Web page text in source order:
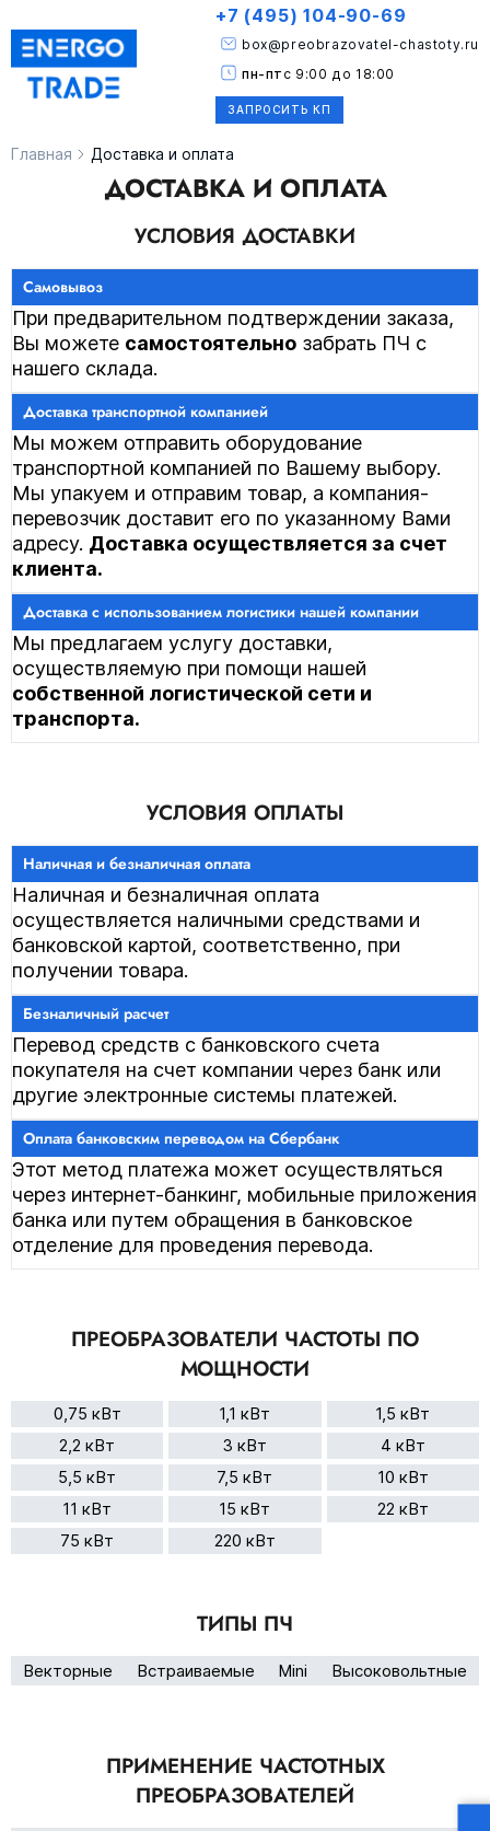
ЗАПРОСИТЬ КП
box@preobrazovatel-chastoty.ru
+7 (495) 104-90-69
пн-пт с 9:00 до 18:00
Главная Доставка и оплата
ДОСТАВКА И ОПЛАТА
УСЛОВИЯ ДОСТАВКИ
При предварительном подтверждении заказа,
Вы можете самостоятельно забрать ПЧ с
нашего склада.
Мы можем отправить оборудование
транспортной компанией по Вашему выбору.
Мы упакуем и отправим товар, а компания-
перевозчик доставит его по указанному Вами
адресу. Доставка осуществляется за счет
клиента.
Мы предлагаем услугу доставки,
осуществляемую при помощи нашей
собственной логистической сети и
транспорта.
УСЛОВИЯ ОПЛАТЫ
Наличная и безналичная оплата
осуществляется наличными средствами и
банковской картой, соответственно, при
получении товара.
Перевод средств с банковского счета
покупателя на счет компании через банк или
другие электронные системы платежей.
Этот метод платежа может осуществляться
через интернет-банкинг, мобильные приложения
банка или путем обращения в банковское
отделение для проведения перевода.
ПРЕОБРАЗОВАТЕЛИ ЧАСТОТЫ ПО
МОЩНОСТИ
0,75 кВт 1,1 кВт
1,5 кВт
2,2 кВт
3 кВт
4 кВт
5,5 кВт
7,5 кВт
10 кВт
11 кВт
15 кВт
22 кВт
75 кВт
220 кВт
ТИПЫ ПЧ
Векторные Встраиваемые Mini Высоковольтные
ПРИМЕНЕНИЕ ЧАСТОТНЫХ
ПРЕОБРАЗОВАТЕЛЕЙ